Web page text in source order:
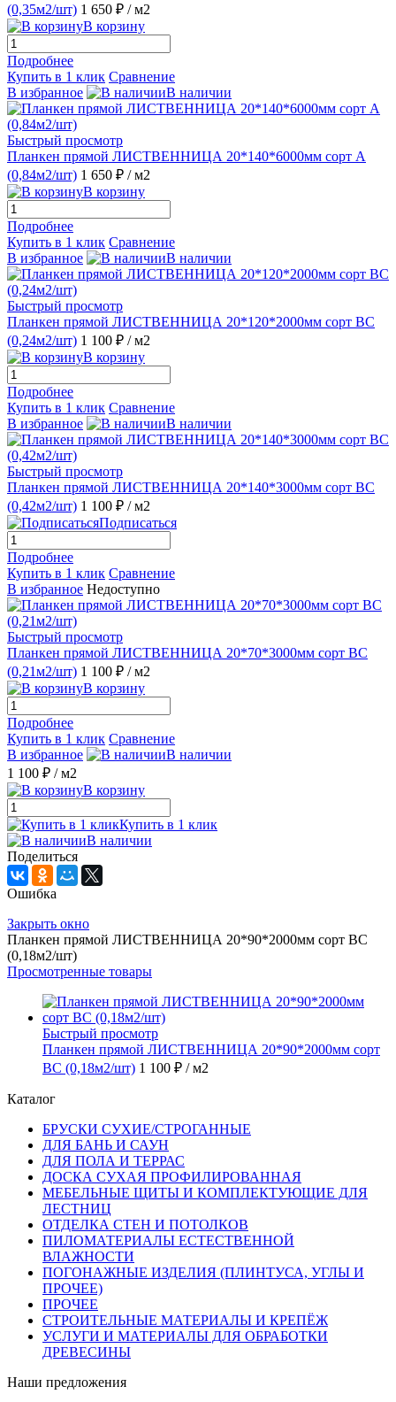
(0,35м2/шт) 1 650 ₽ / м2
В корзину
Подробнее
Купить в 1 клик Сравнение
В избранное
В наличии
Быстрый просмотр
Планкен прямой ЛИСТВЕННИЦА 20*140*6000мм сорт А
(0,84м2/шт) 1 650 ₽ / м2
В корзину
Подробнее
Купить в 1 клик Сравнение
В избранное
В наличии
Быстрый просмотр
Планкен прямой ЛИСТВЕННИЦА 20*120*2000мм сорт ВС
(0,24м2/шт) 1 100 ₽ / м2
В корзину
Подробнее
Купить в 1 клик Сравнение
В избранное
В наличии
Быстрый просмотр
Планкен прямой ЛИСТВЕННИЦА 20*140*3000мм сорт ВС
(0,42м2/шт) 1 100 ₽ / м2
Подписаться
Подробнее
Купить в 1 клик Сравнение
В избранное Недоступно
Быстрый просмотр
Планкен прямой ЛИСТВЕННИЦА 20*70*3000мм сорт ВС
(0,21м2/шт) 1 100 ₽ / м2
В корзину
Подробнее
Купить в 1 клик Сравнение
В избранное
В наличии
1 100 ₽ / м2
В корзину
Купить в 1 клик
В наличии
Поделиться
Ошибка
Закрыть окно
Планкен прямой ЛИСТВЕННИЦА 20*90*2000мм сорт ВС
(0,18м2/шт)
Просмотренные товары
Быстрый просмотр
Планкен прямой ЛИСТВЕННИЦА 20*90*2000мм сорт
ВС (0,18м2/шт) 1 100 ₽ / м2
Каталог
БРУСКИ СУХИЕ/СТРОГАННЫЕ
ДЛЯ БАНЬ И САУН
ДЛЯ ПОЛА И ТЕРРАС
ДОСКА СУХАЯ ПРОФИЛИРОВАННАЯ
МЕБЕЛЬНЫЕ ЩИТЫ И КОМПЛЕКТУЮЩИЕ ДЛЯ
ЛЕСТНИЦ
ОТДЕЛКА СТЕН И ПОТОЛКОВ
ПИЛОМАТЕРИАЛЫ ЕСТЕСТВЕННОЙ
ВЛАЖНОСТИ
ПОГОНАЖНЫЕ ИЗДЕЛИЯ (ПЛИНТУСА, УГЛЫ И
ПРОЧЕЕ)
ПРОЧЕЕ
СТРОИТЕЛЬНЫЕ МАТЕРИАЛЫ И КРЕПЁЖ
УСЛУГИ И МАТЕРИАЛЫ ДЛЯ ОБРАБОТКИ
ДРЕВЕСИНЫ
Наши предложения